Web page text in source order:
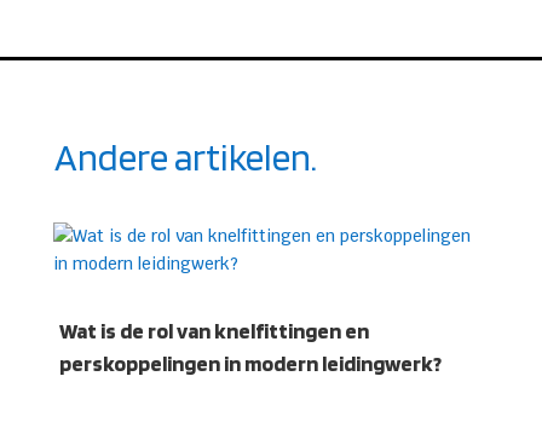
Andere artikelen.
Wat is de rol van knelfittingen en
perskoppelingen in modern leidingwerk?